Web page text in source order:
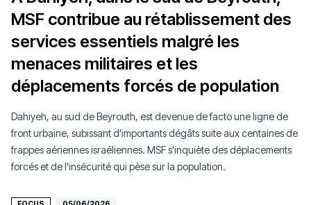
MSF contribue au rétablissement des
services essentiels malgré les
menaces militaires et les
déplacements forcés de population
Dahiyeh, au sud de Beyrouth, est devenue de facto une ligne de
front urbaine, subissant d'importants dégâts suite aux centaines de
frappes aériennes israéliennes. MSF s'inquiète des déplacements
forcés et de l'insécurité qui pèse sur la population.